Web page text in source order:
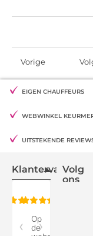
Vorige
EIGEN CHAUFFEURS
WEBWINKEL
UITSTEKENDE
Klantervaring
Volg
ons